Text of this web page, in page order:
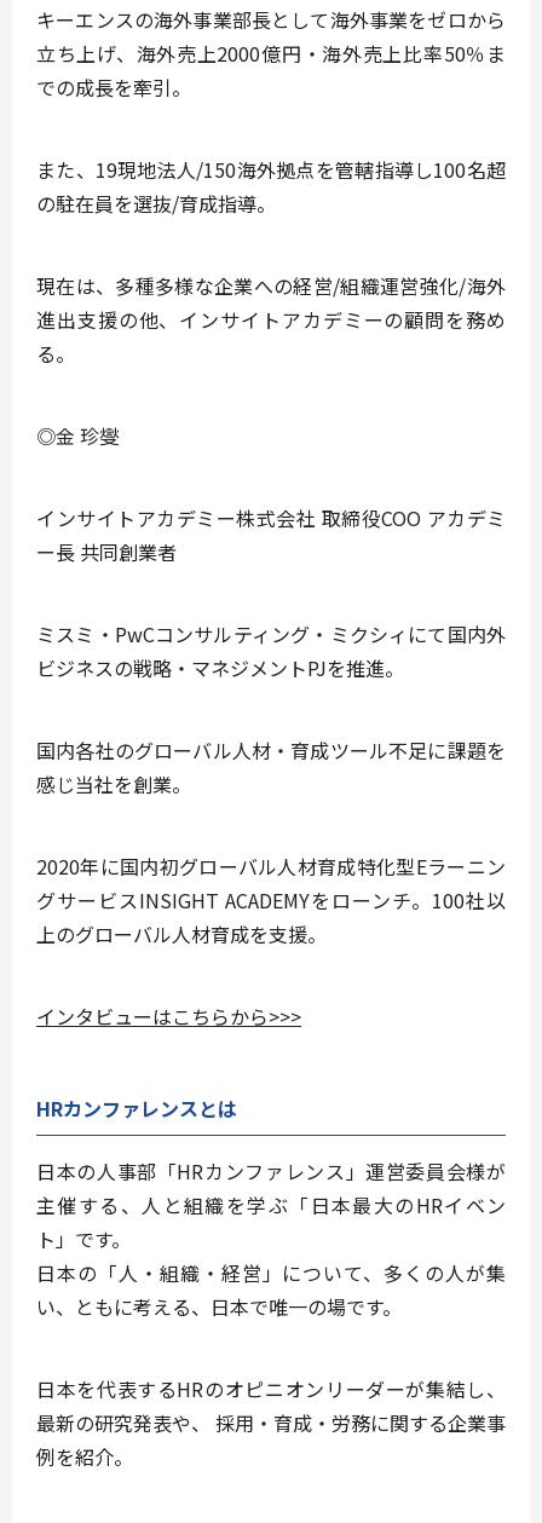
キーエンスの海外事業部長として海外事業をゼロから
立ち上げ、海外売上2000億円・海外売上比率50％ま
での成長を牽引。
また、19現地法人/150海外拠点を管轄指導し100名超
の駐在員を選抜/育成指導。
現在は、多種多様な企業への経営/組織運営強化/海外
進出支援の他、インサイトアカデミーの顧問を務め
る。
◎金 珍燮
インサイトアカデミー株式会社 取締役COO アカデミ
ー長 共同創業者
ミスミ・PwCコンサルティング・ミクシィにて国内外
ビジネスの戦略・マネジメントPJを推進。
国内各社のグローバル人材・育成ツール不足に課題を
感じ当社を創業。
2020年に国内初グローバル人材育成特化型Eラーニン
グサービスINSIGHT ACADEMYをローンチ。100社以
上のグローバル人材育成を支援。
インタビューはこちらから>>>
HRカンファレンスとは
日本の人事部「HRカンファレンス」運営委員会様が
主催する、人と組織を学ぶ「日本最大のHRイベン
ト」です。
日本の「人・組織・経営」について、多くの人が集
い、ともに考える、日本で唯一の場です。
日本を代表するHRのオピニオンリーダーが集結し、
最新の研究発表や、 採用・育成・労務に関する企業事
例を紹介。